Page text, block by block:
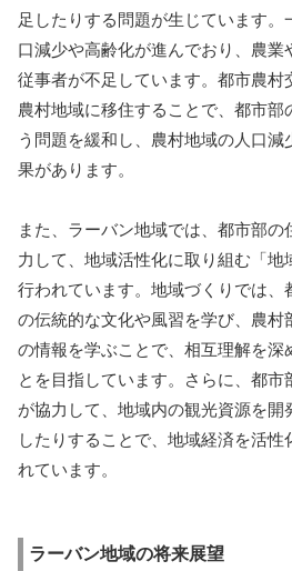
足したりする問題が生じています。
口減少や高齢化が進んでおり、農業
従事者が不足しています。都市農村
農村地域に移住することで、都市部
う問題を緩和し、農村地域の人口減
果があります。
また、ラーバン地域では、都市部
力して、地域活性化に取り組む「地
行われています。地域づくりでは、
の伝統的な文化や風習を学び、農村
の情報を学ぶことで、相互理解を深
とを目指しています。さらに、都市
が協力して、地域内の観光資源を開
したりすることで、地域経済を活
れています。
ラーバン地域の将来展望